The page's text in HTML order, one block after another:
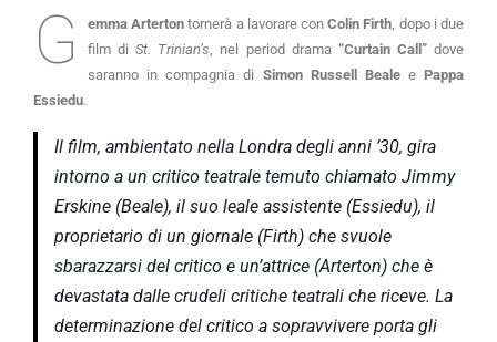
G emma Arterton tornerà a lavorare conColin Firth, dopo i due
film diSt. Trinian’s, nel period drama “Curtain Call”dove
saranno in compagnia di Simon Russell Bealee Pappa
Essiedu.
Il film, ambientato nella Londra degli anni ’30, gira
intorno a un critico teatrale temuto chiamato Jimmy
Erskine (Beale), il suo leale assistente (Essiedu), il
proprietario di un giornale (Firth) che svuole
sbarazzarsi del critico e un’attrice (Arterton) che è
devastata dalle crudeli critiche teatrali che riceve. La
determinazione del critico a sopravvivere porta gli